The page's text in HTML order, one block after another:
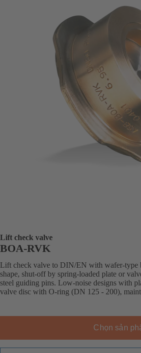
Lift check valve
BOA-RVK
Lift check valve to DIN/EN with wafer-type
shape, shut-off by spring-loaded plate or
steel guiding pins. Low-noise designs with
valve disc with O-ring (DN 125 - 200),
Chọn sản